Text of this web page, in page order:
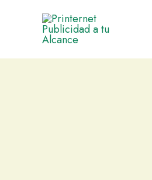
contenido